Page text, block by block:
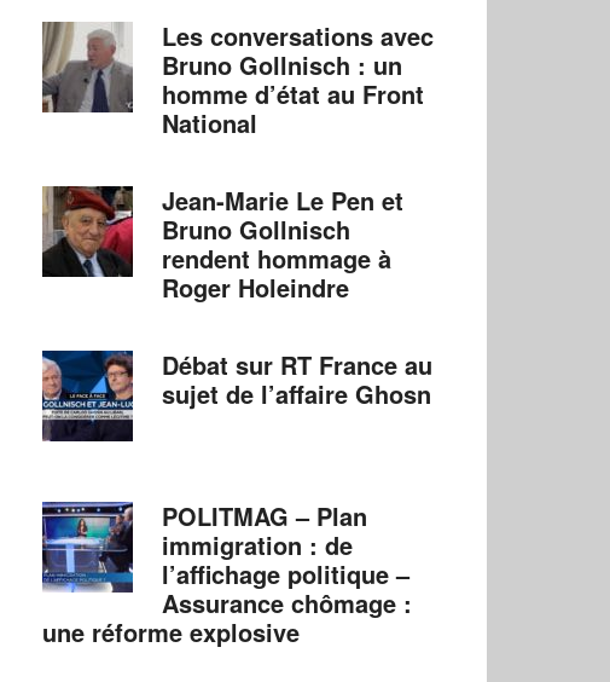
Les conversations avec
Bruno Gollnisch : un
homme d’état au Front
National
Jean-Marie Le Pen et
Bruno Gollnisch
rendent hommage à
Roger Holeindre
Débat sur RT France au
sujet de l’affaire Ghosn
POLITMAG – Plan
immigration : de
l’affichage politique –
Assurance chômage :
une réforme explosive